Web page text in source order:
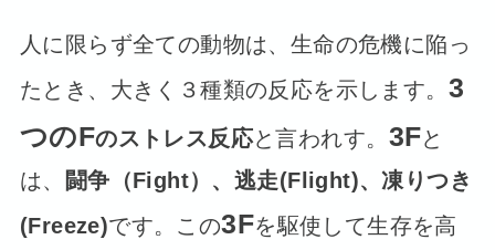
人に限らず全ての動物は、生命の危機に陥っ
たとき、大きく３種類の反応を示します。 3
つのFのストレス反応と言われす。 3Fと
は、
闘争（Fight）、逃走(Flight)、凍りつき
(Freeze)です。この3Fを駆使して生存を高